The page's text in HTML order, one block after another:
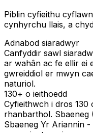
Piblin cyfieithu
cynhyrchu llais, a
Adnabod siaradwyr
Canfyddir sawl
ar wahân ac fe ellir ei
gwreiddiol er mwyn
naturiol.
130+ o ieithoedd
Cyfieithwch i dros 130
rhanbarthol. Sbaeneg
Sbaeneg Yr Ariannin